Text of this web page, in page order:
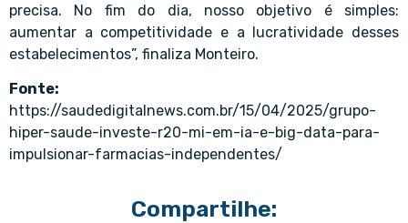
precisa. No fim do dia, nosso objetivo é simples:
aumentar a competitividade e a lucratividade desses
estabelecimentos”, finaliza Monteiro.
Fonte:
https://saudedigitalnews.com.br/15/04/2025/grupo-
hiper-saude-investe-r20-mi-em-ia-e-big-data-para-
impulsionar-farmacias-independentes/
Compartilhe: